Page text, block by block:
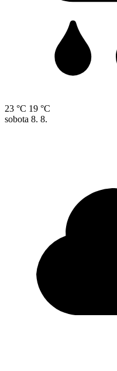
23 °C 19 °C
sobota 8. 8.